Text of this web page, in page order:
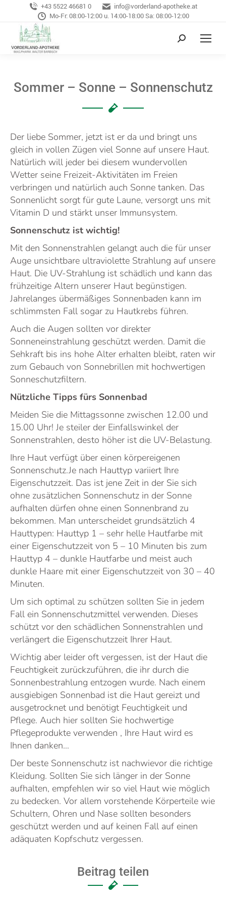
+43 5522 46681 0
info@vorderland-apotheke.at
Mo-Fr: 08:00-12:00 u. 14:00-18:00 Sa: 08:00-12:00
Sommer – Sonne – Sonnenschutz
Der liebe Sommer, jetzt ist er da und bringt uns
gleich in vollen Zügen viel Sonne auf unsere Haut.
Natürlich will jeder bei diesem wundervollen
Wetter seine Freizeit-Aktivitäten im Freien
verbringen und natürlich auch Sonne tanken. Das
Sonnenlicht sorgt für gute Laune, versorgt uns mit
Vitamin D und stärkt unser Immunsystem.
Sonnenschutz ist wichtig!
Mit den Sonnenstrahlen gelangt auch die für unser
Auge unsichtbare ultraviolette Strahlung auf unsere
Haut. Die UV-Strahlung ist schädlich und kann das
frühzeitige Altern unserer Haut begünstigen.
Jahrelanges übermäßiges Sonnenbaden kann im
schlimmsten Fall sogar zu Hautkrebs führen.
Auch die Augen sollten vor direkter
Sonneneinstrahlung geschützt werden. Damit die
Sehkraft bis ins hohe Alter erhalten bleibt, raten wir
zum Gebauch von Sonnebrillen mit hochwertigen
Sonneschutzfiltern.
Nützliche Tipps fürs Sonnenbad
Meiden Sie die Mittagssonne zwischen 12.00 und
15.00 Uhr! Je steiler der Einfallswinkel der
Sonnenstrahlen, desto höher ist die UV-Belastung.
Ihre Haut verfügt über einen körpereigenen
Sonnenschutz.Je nach Hauttyp variiert Ihre
Eigenschutzzeit. Das ist jene Zeit in der Sie sich
ohne zusätzlichen Sonnenschutz in der Sonne
aufhalten dürfen ohne einen Sonnenbrand zu
bekommen. Man unterscheidet grundsätzlich 4
Hauttypen: Hauttyp 1 – sehr helle Hautfarbe mit
einer Eigenschutzzeit von 5 – 10 Minuten bis zum
Hauttyp 4 – dunkle Hautfarbe und meist auch
dunkle Haare mit einer Eigenschutzzeit von 30 – 40
Minuten.
Um sich optimal zu schützen sollten Sie in jedem
Fall ein Sonnenschutzmittel verwenden. Dieses
schützt vor den schädlichen Sonnenstrahlen und
verlängert die Eigenschutzzeit Ihrer Haut.
Wichtig aber leider oft vergessen, ist der Haut die
Feuchtigkeit zurückzuführen, die ihr durch die
Sonnenbestrahlung entzogen wurde. Nach einem
ausgiebigen Sonnenbad ist die Haut gereizt und
ausgetrocknet und benötigt Feuchtigkeit und
Pflege. Auch hier sollten Sie hochwertige
Pflegeprodukte verwenden , Ihre Haut wird es
Ihnen danken…
Der beste Sonnenschutz ist nachwievor die richtige
Kleidung. Sollten Sie sich länger in der Sonne
aufhalten, empfehlen wir so viel Haut wie möglich
zu bedecken. Vor allem vorstehende Körperteile wie
Schultern, Ohren und Nase sollten besonders
geschützt werden und auf keinen Fall auf einen
adäquaten Kopfschutz vergessen.
Beitrag teilen